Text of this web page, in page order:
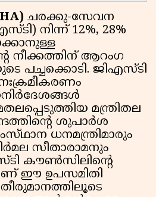
ചരക്കു-സേവന
നിന്ന് 12%, 28%
നീക്കത്തിന് ആറംഗ
പച്ചക്കൊടി. ജിഎസ്‌ടി
മന്ത്രിതല
ശുപാർശ
ധനമന്ത്രിമാരും
സീതാരാമനും
കൗൺസിലിൻ്റെ
ഈ ഉപസമിതി